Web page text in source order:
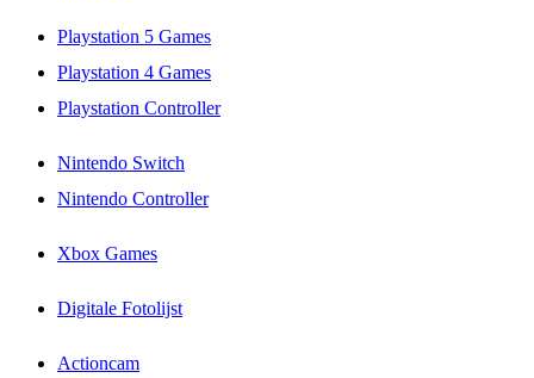
Playstation 5 Games
Playstation 4 Games
Playstation Controller
Nintendo Switch
Nintendo Controller
Xbox Games
Digitale Fotolijst
Actioncam